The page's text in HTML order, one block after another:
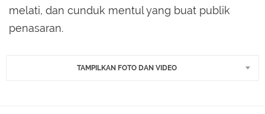
melati, dan cunduk mentul yang buat publik
penasaran.
TAMPILKAN FOTO DAN VIDEO